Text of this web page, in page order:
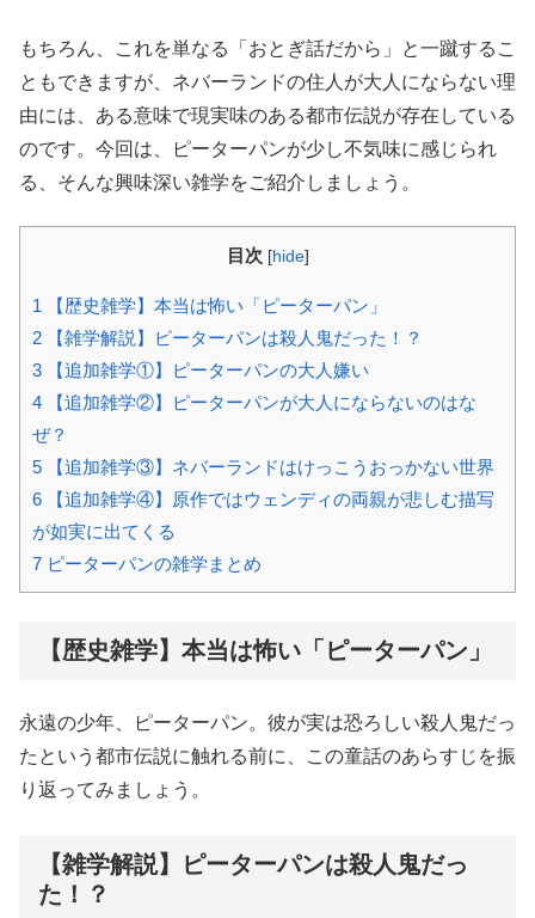
もちろん、これを単なる「おとぎ話だから」と一蹴するこ
ともできますが、ネバーランドの住人が大人にならない理
由には、ある意味で現実味のある都市伝説が存在している
のです。今回は、ピーターパンが少し不気味に感じられ
る、そんな興味深い雑学をご紹介しましょう。
目次 [hide]
1 【歴史雑学】本当は怖い「ピーターパン」
2 【雑学解説】ピーターパンは殺人鬼だった！？
3 【追加雑学①】ピーターパンの大人嫌い
4 【追加雑学②】ピーターパンが大人にならないのはな
ぜ？
5 【追加雑学③】ネバーランドはけっこうおっかない世界
6 【追加雑学④】原作ではウェンディの両親が悲しむ描写
が如実に出てくる
7 ピーターパンの雑学まとめ
【歴史雑学】本当は怖い「ピーターパン」
永遠の少年、ピーターパン。彼が実は恐ろしい殺人鬼だっ
たという都市伝説に触れる前に、この童話のあらすじを振
り返ってみましょう。
【雑学解説】ピーターパンは殺人鬼だっ
た！？